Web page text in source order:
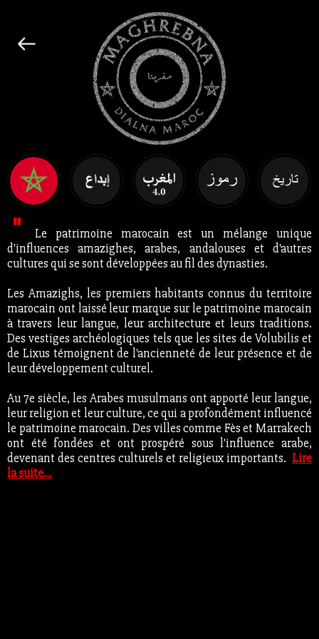
"
Le patrimoine marocain est un mélange unique
d'influences amazighes, arabes, andalouses et d'autres
cultures qui se sont développées au fil des dynasties.
Les Amazighs, les premiers habitants connus du territoire
marocain ont laissé leur marque sur le patrimoine marocain
à travers leur langue, leur architecture et leurs traditions.
Des vestiges archéologiques tels que les sites de Volubilis et
de Lixus témoignent de l'ancienneté de leur présence et de
leur développement culturel.
Au 7e siècle, les Arabes musulmans ont apporté leur langue,
leur religion et leur culture, ce qui a profondément influencé
le patrimoine marocain. Des villes comme Fès et Marrakech
ont été fondées et ont prospéré sous l'influence arabe,
devenant des centres culturels et religieux importants. Lire
la suite...